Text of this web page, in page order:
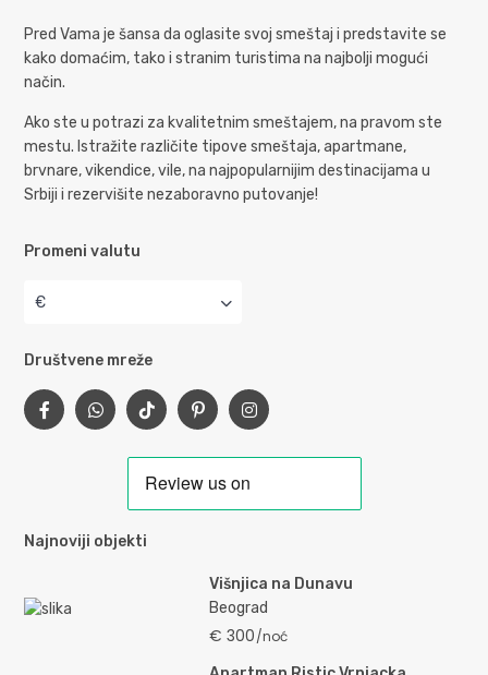
Pred Vama je šansa da oglasite svoj smeštaj i predstavite se
kako domaćim, tako i stranim turistima na najbolji mogući
način.
Ako ste u potrazi za kvalitetnim smeštajem, na pravom ste
mestu. Istražite različite tipove smeštaja, apartmane,
brvnare, vikendice, vile, na najpopularnijim destinacijama u
Srbiji i rezervišite nezaboravno putovanje!
Promeni valutu
€
Društvene mreže
Najnoviji objekti
Višnjica na Dunavu
Beograd
€ 300/noć